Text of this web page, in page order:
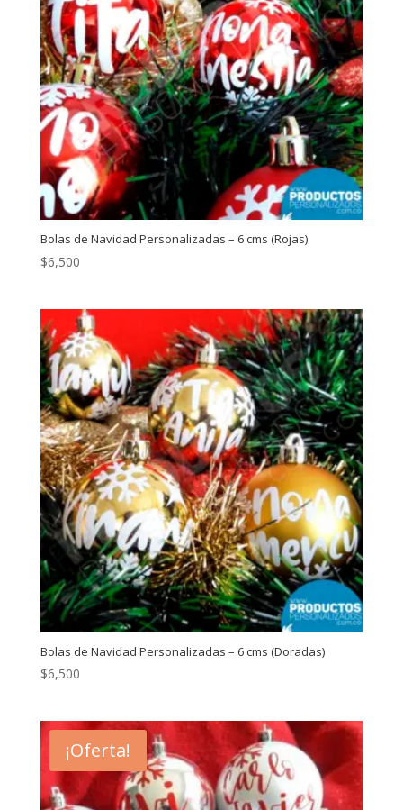
Bolas de Navidad Personalizadas – 6 cms (Rojas)
$6,500
Bolas de Navidad Personalizadas – 6 cms (Doradas)
$6,500
¡Oferta!